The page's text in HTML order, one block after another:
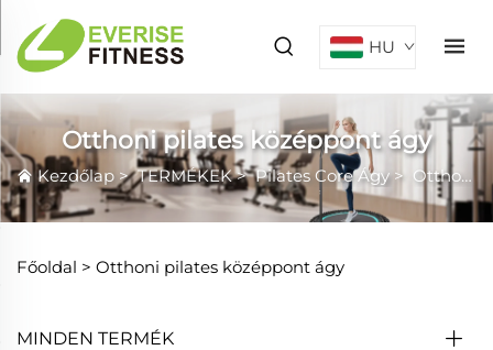
HU
Otthoni pilates középpont ágy
Kezdőlap >TERMÉKEK>Pilates Core Ágy> Otthoni pilates középpont ágy
Főoldal > Otthoni pilates középpont ágy
MINDEN TERMÉK